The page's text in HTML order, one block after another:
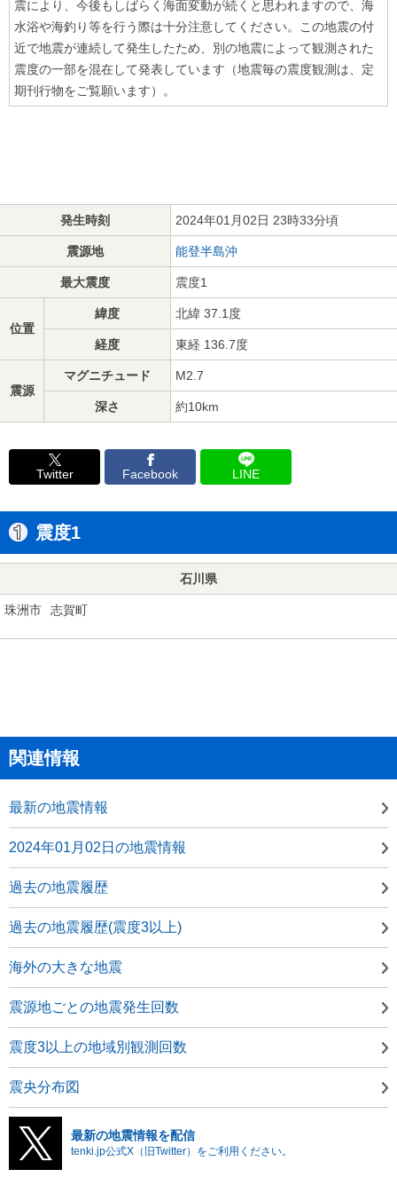
震により、今後もしばらく海面変動が続くと思われますので、海
水浴や海釣り等を行う際は十分注意してください。この地震の付
近で地震が連続して発生したため、別の地震によって観測された
震度の一部を混在して発表しています（地震毎の震度観測は、定
期刊行物をご覧願います）。
発生時刻 2024年01月02日 23時33分頃
震源地 能登半島沖
最大震度 震度1
位置
緯度 北緯 37.1度
経度 東経 136.7度
震源
マグニチュード M2.7
深さ 約10km
Twitter Facebook LINE
震度1
石川県
珠洲市 志賀町
関連情報
最新の地震情報
2024年01月02日の地震情報
過去の地震履歴
過去の地震履歴(震度3以上)
海外の大きな地震
震源地ごとの地震発生回数
震度3以上の地域別観測回数
震央分布図
最新の地震情報を配信
tenki.jp公式X（旧Twitter）をご利用ください。